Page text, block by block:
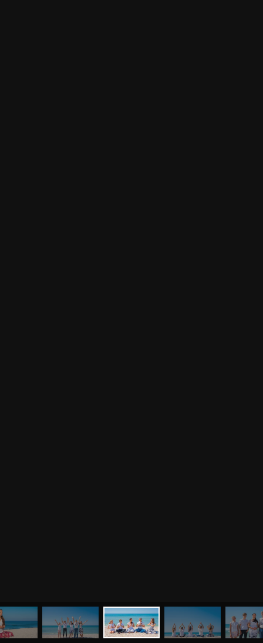
СЕМИНАРЫ МЕНЮ О НАС МАГАЗИН